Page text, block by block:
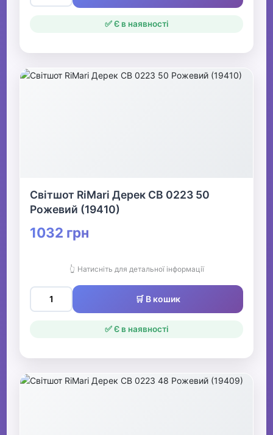
✅ Є в наявності
Світшот RiMari Дерек СВ 0223 50
Рожевий (19410)
1032 грн
👆 Натисніть для детальної інформації
🛒 В кошик
✅ Є в наявності